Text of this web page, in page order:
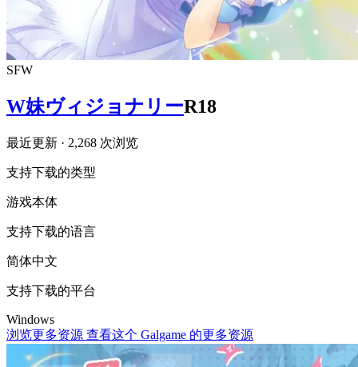
SFW
W妹ヴィジョナリーR18
最近更新 · 2,268 次浏览
支持下载的类型
游戏本体
支持下载的语言
简体中文
支持下载的平台
Windows
浏览更多资源 查看这个 Galgame 的更多资源